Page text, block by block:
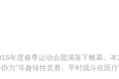
年度春季运动会圆满落下帷幕。
力”等趣味性竞赛。平时战斗在医